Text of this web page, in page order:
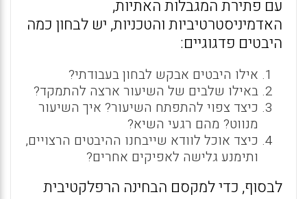
עם פתירת המגבלות האתיות,
האדמיניסטרטיביות והטכניות, יש לבחון כמה
היבטים פדגוגיים:
אילו היבטים אבקש לבחון בעבודתי?
באילו שלבים של השיעור ארצה להתמקד?
כיצד צפוי להתפתח השיעור? איך השיעור
מנווט? מהם רגעי השיא?
כיצד אוכל לוודא שייבחנו ההיבטים הרצויים,
ותימנע גלישה לאפיקים אחרים?
לבסוף, כדי למקסם הבחינה הרפלקטיבית